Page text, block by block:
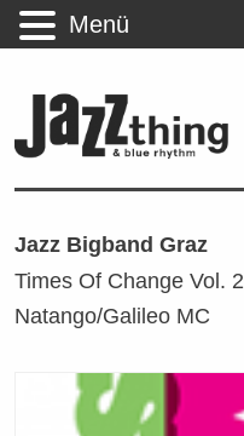
Jazz Bigband Graz
Times Of Change Vol. 2
Natango/Galileo MC
Menü